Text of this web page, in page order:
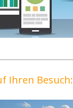
Ihren Besuch: